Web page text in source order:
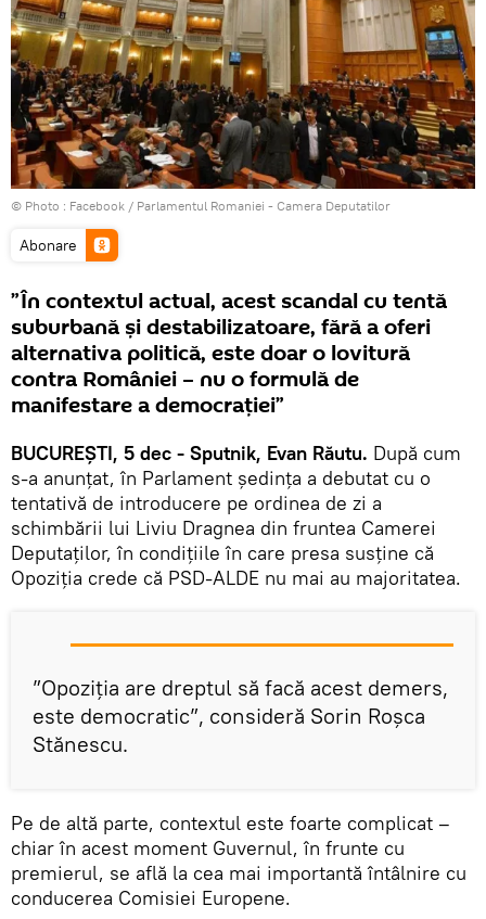
© Photo : Facebook / Parlamentul Romaniei - Camera Deputatilor
Abonare
”În contextul actual, acest scandal cu tentă
suburbană și destabilizatoare, fără a oferi
alternativa politică, este doar o lovitură
contra României – nu o formulă de
manifestare a democrației”
BUCUREȘTI, 5 dec - Sputnik, Evan Răutu. După cum
s-a anunțat, în Parlament ședința a debutat cu o
tentativă de introducere pe ordinea de zi a
schimbării lui Liviu Dragnea din fruntea Camerei
Deputaților, în condițiile în care presa susține că
Opoziția crede că PSD-ALDE nu mai au majoritatea.
”Opoziția are dreptul să facă acest demers,
este democratic”, consideră Sorin Roșca
Stănescu.
Pe de altă parte, contextul este foarte complicat –
chiar în acest moment Guvernul, în frunte cu
premierul, se află la cea mai importantă întâlnire cu
conducerea Comisiei Europene.